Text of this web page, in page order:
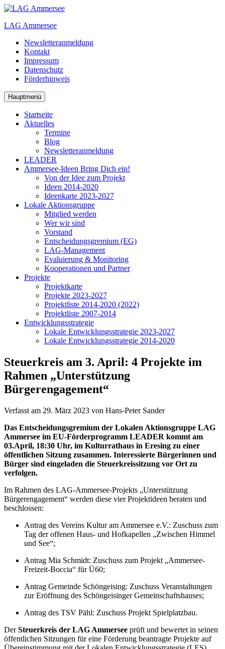
Zum
springen
LAG Ammersee
Newsletteranmeldung
Kontakt
Impressum
Datenschutz
Förderhinweis
Hauptmenü
Startseite
Aktuelles
Termine
Blog
Newsletteranmeldung
LEADER
Ammersee-Ideen Bring Dich ein!
Von der Idee zum Projekt
Ideen 2014-2020
Ideenkarte 2023-2027
Lokale Aktionsgruppe
Mitglied werden
Wer wir sind
Vorstand
Entscheidungsgremium (EG)
LAG-Management
Evaluierung & Monitoring
Kooperationen und Partner
Projekte
Projektkarte
Projekte 2023-2027
Projektliste 2014-2020 (2022)
Projektliste 2007-2014
Entwicklungsstrategie
Lokale Entwicklungsstrategie 2023-2027
Lokale Entwicklungsstrategie 2014-2020
Steuerkreis am 3. April: 4 Projekte im
Rahmen „Unterstützung
Bürgerengagement“
Verfasst am 29. März 2023 von Hans-Peter Sander
Das Entscheidungsgremium der Lokalen Aktionsgruppe LAG
Ammersee im EU-Förderprogramm LEADER kommt am
03.April, 18:30 Uhr, im Kulturrathaus in Eresing zu einer
öffentlichen Sitzung zusammen. Interessierte Bürgerinnen und
Bürger sind eingeladen die Steuerkreissitzung vor Ort zu
verfolgen.
Im Rahmen des LAG-Ammersee-Projekts „Unterstützung
Bürgerengagement“ werden diese vier Projektideen beraten und
beschlossen:
Antrag des Vereins Kultur am Ammersee e.V.: Zuschuss zum
Tag der offenen Haus- und Hofkapellen „Zwischen Himmel
und See“;
Antrag Mia Schmidt: Zuschuss zum Projekt „Ammersee-
Freizeit-Boccia“ für Ü60;
Antrag Gemeinde Schöngeising: Zuschuss Veranstaltungen
zur Eröffnung des Schöngeisinger Gemeinschaftshauses;
Antrag des TSV Pähl: Zuschuss Projekt Spielplatzbau.
DerSteuerkreis der LAG Ammersee prüft und bewertet in seinen
öffentlichen Sitzungen für eine Förderung beantragte Projekte auf